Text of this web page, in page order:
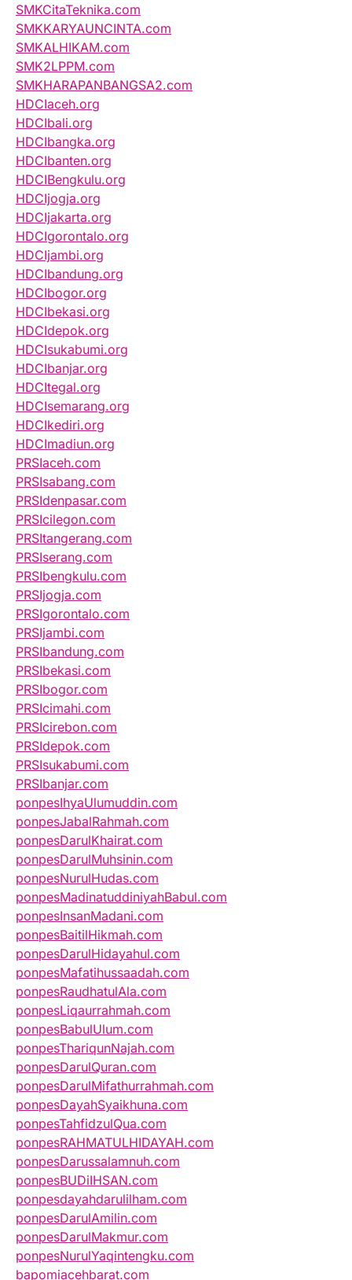
SMKCitaTeknika.com
SMKKARYAUNCINTA.com
SMKALHIKAM.com
SMK2LPPM.com
SMKHARAPANBANGSA2.com
HDCIaceh.org
HDCIbali.org
HDCIbangka.org
HDCIbanten.org
HDCIBengkulu.org
HDCIjogja.org
HDCIjakarta.org
HDCIgorontalo.org
HDCIjambi.org
HDCIbandung.org
HDCIbogor.org
HDCIbekasi.org
HDCIdepok.org
HDCIsukabumi.org
HDCIbanjar.org
HDCItegal.org
HDCIsemarang.org
HDCIkediri.org
HDCImadiun.org
PRSIaceh.com
PRSIsabang.com
PRSIdenpasar.com
PRSIcilegon.com
PRSItangerang.com
PRSIserang.com
PRSIbengkulu.com
PRSIjogja.com
PRSIgorontalo.com
PRSIjambi.com
PRSIbandung.com
PRSIbekasi.com
PRSIbogor.com
PRSIcimahi.com
PRSIcirebon.com
PRSIdepok.com
PRSIsukabumi.com
PRSIbanjar.com
ponpesIhyaUlumuddin.com
ponpesJabalRahmah.com
ponpesDarulKhairat.com
ponpesDarulMuhsinin.com
ponpesNurulHudas.com
ponpesMadinatuddiniyahBabul.com
ponpesInsanMadani.com
ponpesBaitilHikmah.com
ponpesDarulHidayahul.com
ponpesMafatihussaadah.com
ponpesRaudhatulAla.com
ponpesLiqaurrahmah.com
ponpesBabulUlum.com
ponpesThariqunNajah.com
ponpesDarulQuran.com
ponpesDarulMifathurrahmah.com
ponpesDayahSyaikhuna.com
ponpesTahfidzulQua.com
ponpesRAHMATULHIDAYAH.com
ponpesDarussalamnuh.com
ponpesBUDiIHSAN.com
ponpesdayahdarulilham.com
ponpesDarulAmilin.com
ponpesDarulMakmur.com
ponpesNurulYaqintengku.com
bapomiacehbarat.com